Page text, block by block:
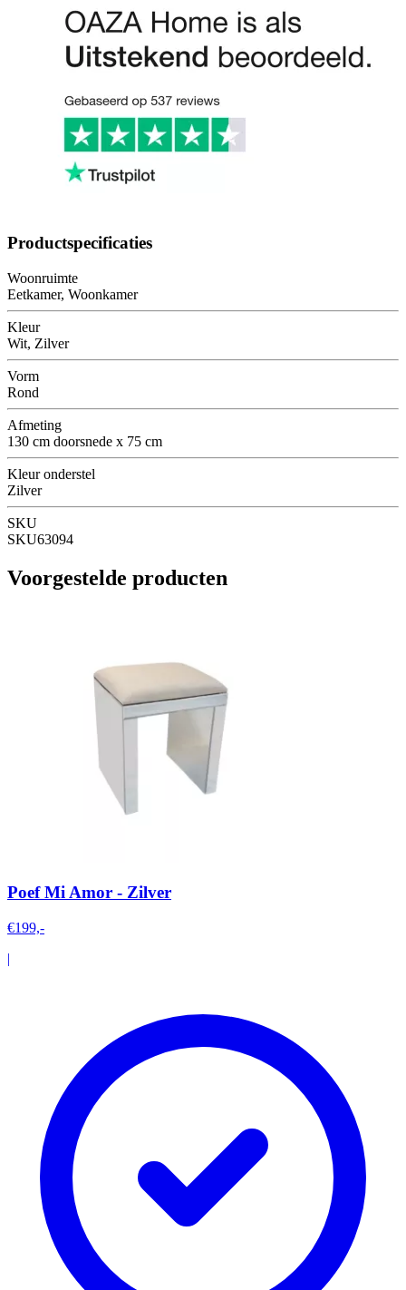
Productspecificaties
Woonruimte
Eetkamer, Woonkamer
Kleur
Wit, Zilver
Vorm
Rond
Afmeting
130 cm doorsnede x 75 cm
Kleur onderstel
Zilver
SKU
SKU63094
Voorgestelde producten
Poef Mi Amor - Zilver
€199,-
|